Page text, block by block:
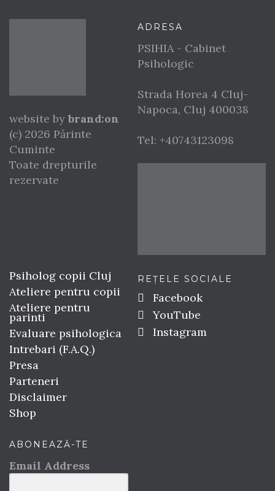
website by brand:on
(c) 2026 Părinte
Cuminte
Toate drepturile
rezervate
ADRESA
PSIHIA - Cabinet
Psihologic
Strada Horea 4 Cluj-
Napoca, Cluj 400038
Tel: +40743123098
Psiholog copii Cluj
Ateliere pentru copii
Ateliere pentru
parinti
Evaluare psihologica
Intrebari (F.A.Q.)
Presa
Parteneri
Disclaimer
Shop
REȚELE SOCIALE
Facebook
YouTube
Instagram
ABONEAZĂ-TE
Email Address